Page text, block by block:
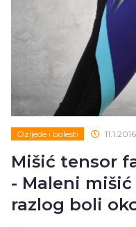
Ozljede i bolesti
Mišić tensor
- Maleni
razlog boli